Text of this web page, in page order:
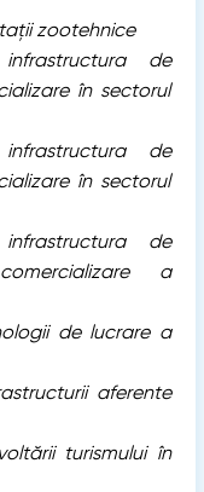
zootehnice
de
în sectorul
de
în sectorul
de
a
de lucrare a
aferente
turismului în